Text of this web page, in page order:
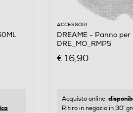
ACCESSORI
DREAME - Panno per
DRE_MO_RMP5
€ 16,90
Acquisto online:
Ritiro in negozio in 30'